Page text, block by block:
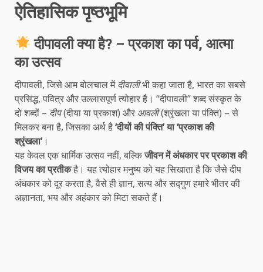
ऐतिहासिक पृष्ठभूमि
दीपावली क्या है? – प्रकाश का पर्व, आत्मा
का उत्सव
दीपावली, जिसे आम बोलचाल मेंदीवालीभी कहा जाता है, भारत का सबसे
प्रसिद्ध, पवित्र और उल्लासपूर्ण त्योहार है। “दीपावली” शब्द संस्कृत के
दो शब्दों – दीप(दीया या प्रकाश) और आवली(श्रृंखला या पंक्ति) – से
मिलकर बना है, जिसका अर्थ है‘दीयों की पंक्ति’ या ‘प्रकाश की
श्रृंखला’।
यह केवल एक धार्मिक उत्सव नहीं, बल्किजीवन में अंधकार पर प्रकाश की
विजय का प्रतीकहै। यह त्योहार मनुष्य को यह सिखाता है कि जैसे दीप
अंधकार को दूर करता है, वैसे ही ज्ञान, सत्य और सद्गुण हमारे भीतर की
अज्ञानता, भय और अहंकार को मिटा सकते हैं।